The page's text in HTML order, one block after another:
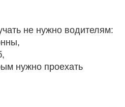
не нужно водителям:
нужно проехать